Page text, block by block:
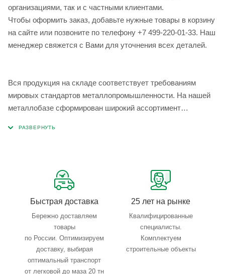
организациями, так и с частными клиентами.
Чтобы оформить заказ, добавьте нужные товары в корзину
на сайте или позвоните по телефону +7 499-220-01-33. Наш
менеджер свяжется с Вами для уточнения всех деталей.
Вся продукция на складе соответствует требованиям
мировых стандартов металлопромышленности. На нашей
металлобазе сформирован широкий ассортимент
Быстрая доставка
Бережно доставляем
товары
по России. Оптимизируем
доставку, выбирая
оптимальный транспорт
от легковой до маза 20 тн
25 лет на рынке
Квалифицированные
специалисты.
Комплектуем
строительные объекты